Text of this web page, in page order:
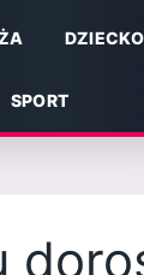
DZIECKO
SPORT